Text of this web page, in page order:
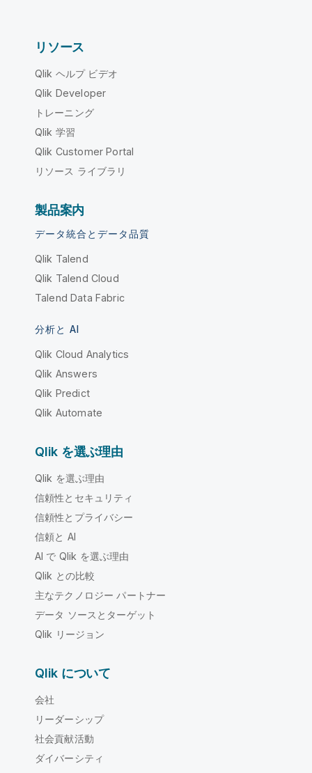
リソース
Qlik ヘルプ ビデオ
Qlik Developer
トレーニング
Qlik 学習
Qlik Customer Portal
リソース ライブラリ
製品案内
データ統合とデータ品質
Qlik Talend
Qlik Talend Cloud
Talend Data Fabric
分析と AI
Qlik Cloud Analytics
Qlik Answers
Qlik Predict
Qlik Automate
Qlik を選ぶ理由
Qlik を選ぶ理由
信頼性とセキュリティ
信頼性とプライバシー
信頼と AI
AI で Qlik を選ぶ理由
Qlik との比較
主なテクノロジー パートナー
データ ソースとターゲット
Qlik リージョン
Qlik について
会社
リーダーシップ
社会貢献活動
ダイバーシティ